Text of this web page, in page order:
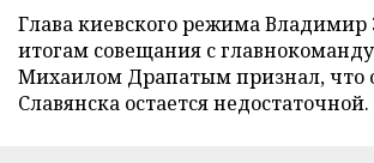
Глава киевского режима Владимир
итогам совещания с
Михаилом Драпатым признал, что
Славянска остается недостаточной.